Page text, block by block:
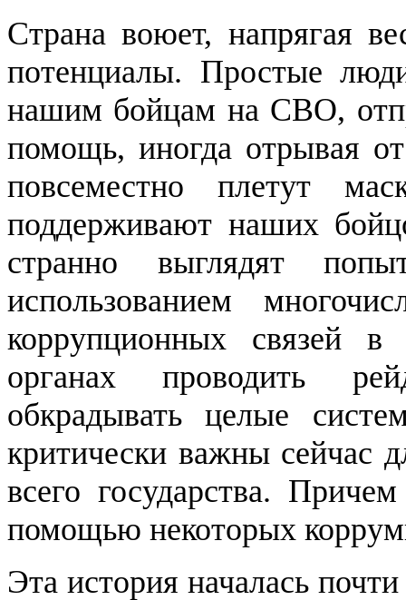
Страна воюет, напрягая
потенциалы. Простые
нашим бойцам на СВО,
помощь, иногда отрывая
повсеместно плетут
поддерживают наших
странно выглядят
использованием
коррупционных связей в
органах проводить
обкрадывать целые
критически важны сейчас
всего государства.
помощью некоторых
Эта история началась